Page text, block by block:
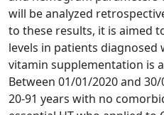
will be analyzed
to these results, it is aimed
levels in patients diagnosed
vitamin supplementation is
Between 01/01/2020 and
20-91 years with no